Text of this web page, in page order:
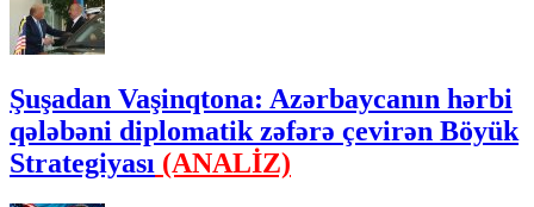
Şuşadan Vaşinqtona: Azərbaycanın hərbi
qələbəni diplomatik zəfərə çevirən Böyük
Strategiyası (ANALİZ)